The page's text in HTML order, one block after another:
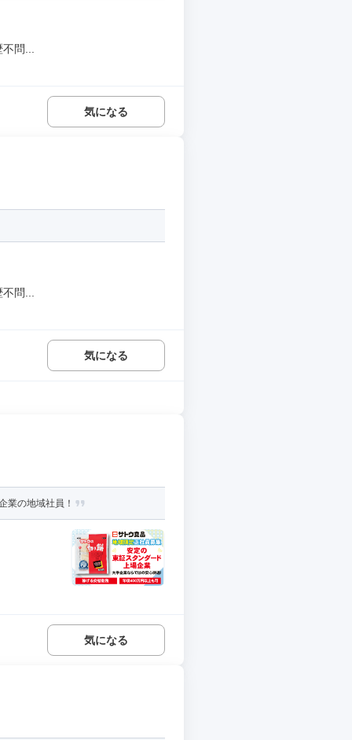
問...
気になる
問...
気になる
業の地域社員！
気になる